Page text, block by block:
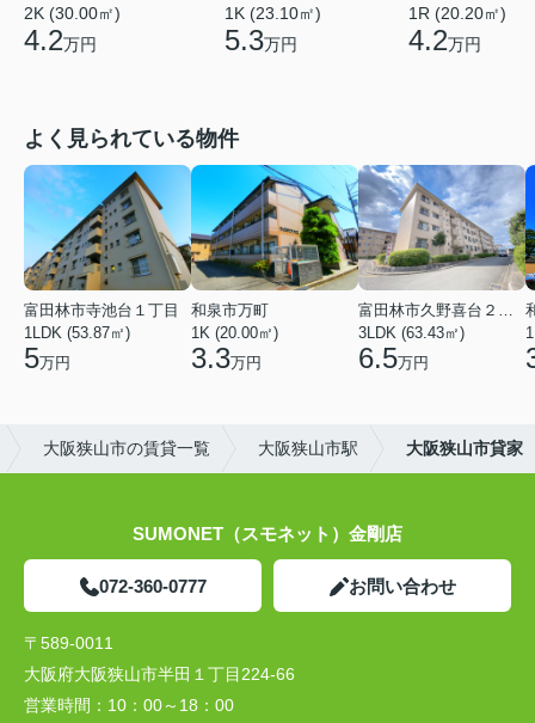
2K (30.00㎡)
4.2万円
1K (23.10㎡)
5.3万円
1R (20.20㎡)
4.2万円
よく見られている物件
富田林市寺池台１丁目
1LDK (53.87㎡)
5万円
和泉市万町
1K (20.00㎡)
3.3万円
富田林市久野喜台２丁目
3LDK (63.43㎡)
6.5万円
大阪狭山市の賃貸一覧 大阪狭山市駅 大阪狭山市貸家
SUMONET（スモネット）金剛店
072-360-0777 お問い合わせ
〒589-0011
大阪府大阪狭山市半田１丁目224-66
営業時間： 10：00～18：00